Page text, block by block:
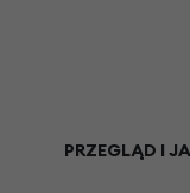
PRZEGLĄD I